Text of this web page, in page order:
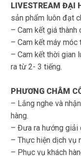
LIVESTREAM ĐẠI
sản phẩm luôn đạt
– Cam kết giá thành
– Cam kết máy móc
– Cam kết thời gian
ra từ 2- 3 tiếng.
PHƯƠNG CHÂM
– Lắng nghe và
hàng.
– Đưa ra hướng giải
– Thực hiện dịch vụ
– Phục vụ khách